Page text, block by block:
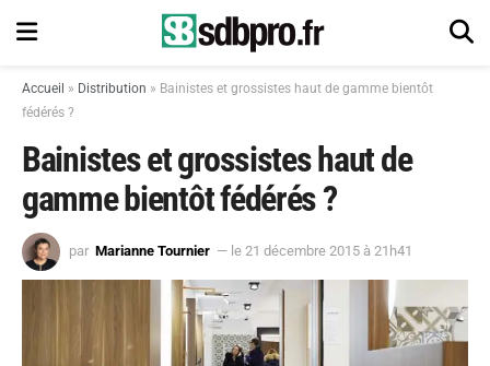
Accueil » Distribution » Bainistes et grossistes haut de gamme bientôt
fédérés ?
Bainistes et grossistes haut de
gamme bientôt fédérés ?
par Marianne Tournier — le 21 décembre 2015 à 21h41